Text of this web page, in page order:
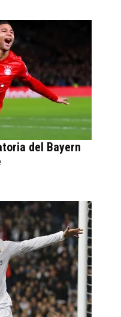
del Bayern